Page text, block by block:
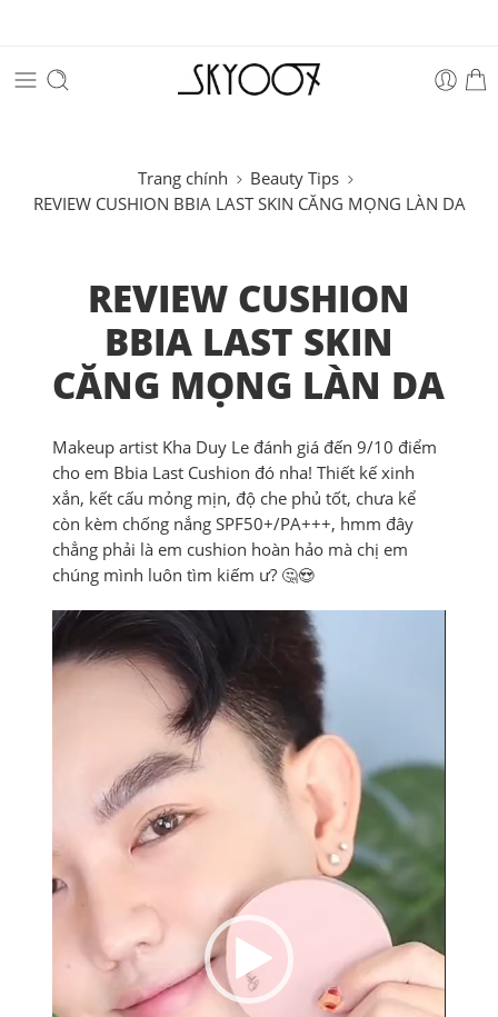
Trang chính
Beauty Tips
REVIEW CUSHION BBIA LAST SKIN CĂNG MỌNG LÀN DA
REVIEW CUSHION
BBIA LAST SKIN
CĂNG MỌNG LÀN DA
Makeup artist Kha Duy Le đánh giá đến 9/10 điểm
cho em Bbia Last Cushion đó nha! Thiết kế xinh
xắn, kết cấu mỏng mịn, độ che phủ tốt, chưa kể
còn kèm chống nắng SPF50+/PA+++, hmm đây
chẳng phải là em cushion hoàn hảo mà chị em
chúng mình luôn tìm kiếm ư? 🤔😍
Trình
chơi
Video